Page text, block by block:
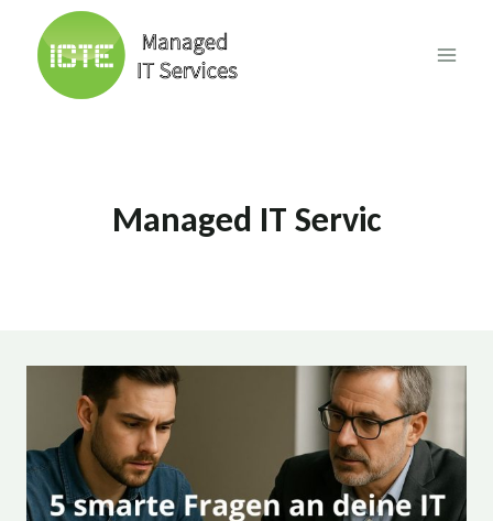
content
Managed IT Servic